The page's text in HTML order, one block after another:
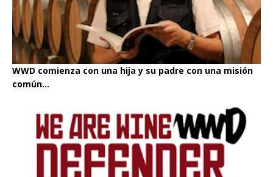
WWD comienza con una hija y su padre con una misión
común...